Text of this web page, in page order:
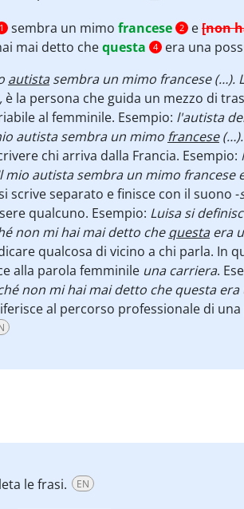
1 sembra un mimo francese 2 e[non
mai detto chequesta 4 era una
autistasembra un mimo francese (…).
, è la persona che guida un mezzo di
al femminile. Esempio: l'autista
autista sembra un mimo francese(…).
chi arriva dalla Francia. Esempio:
mio autista sembra un mimo francese
scrive separato e finisce con il suono -
qualcuno. Esempio: Luisa si
non mi hai mai detto chequestaera
qualcosa di vicino a chi parla. In
alla parola femminile una carriera.
non mi hai mai detto che questa
al percorso professionale di una
le frasi. EN